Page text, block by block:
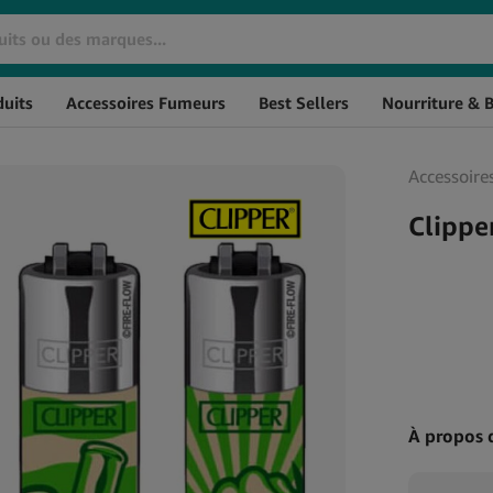
Huile de CBG
Huile de CBN
Huile de CBD aromatisée
Huile de CBD Full Spectrum
Huile de CBD Naturelle
CBD pour les Cheveux
CBD Massage
Baumes au CBD
CBD pour l'Hygiène
Personnelle
Soin de la peau au CBD
Accessoires Fumeurs Best Sellers Nourriture &
À propos